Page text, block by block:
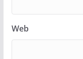
Web